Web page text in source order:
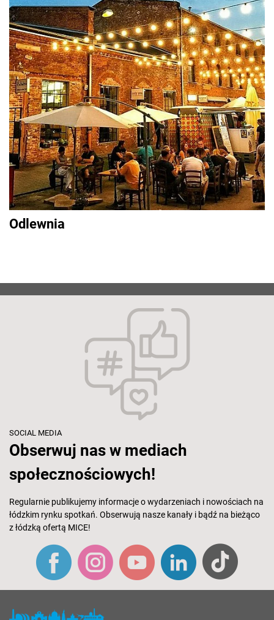
Odlewnia
SOCIAL MEDIA
Obserwuj nas w mediach
społecznościowych!
Regularnie publikujemy informacje o wydarzeniach i nowościach na
łódzkim rynku spotkań. Obserwują nasze kanały i bądź na bieżąco
z łódzką ofertą MICE!